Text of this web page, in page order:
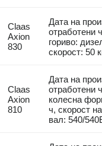
Claas
Axion
830
Дата на
отработени
гориво:
скорост: 50
Claas
Axion
810
Дата на
отработени
колесна
ч, скорост
вал: 540/